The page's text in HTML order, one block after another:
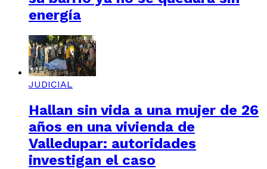
energía
JUDICIAL
Hallan sin vida a una mujer de 26
años en una vivienda de
Valledupar: autoridades
investigan el caso